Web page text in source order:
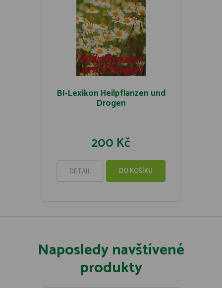
BI-Lexikon Heilpflanzen und
Drogen
200 Kč
DETAIL DO KOŠÍKU
Naposledy navštívené
produkty